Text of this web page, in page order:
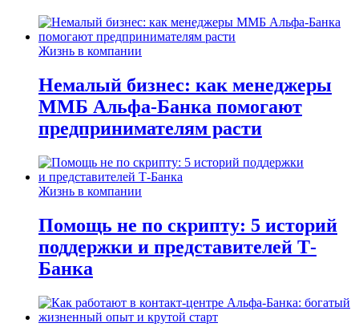
Жизнь в компании
Немалый бизнес: как менеджеры
ММБ Альфа-Банка помогают
предпринимателям расти
Жизнь в компании
Помощь не по скрипту: 5 историй
поддержки и представителей Т-
Банка